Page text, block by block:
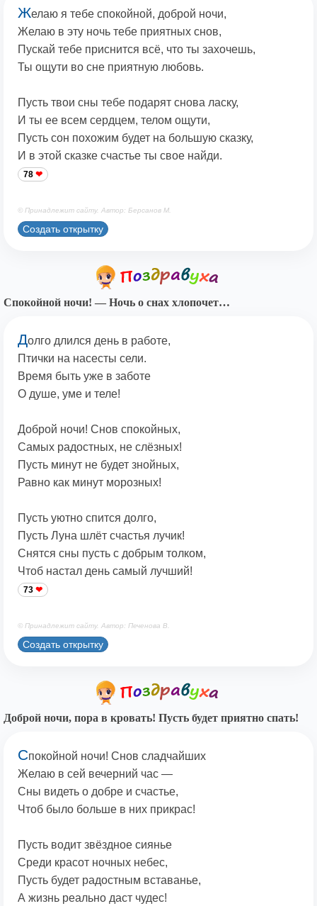
Желаю я тебе спокойной, доброй ночи,
Желаю в эту ночь тебе приятных снов,
Пускай тебе приснится всё, что ты захочешь,
Ты ощути во сне приятную любовь.
Пусть твои сны тебе подарят снова ласку,
И ты ее всем сердцем, телом ощути,
Пусть сон похожим будет на большую сказку,
И в этой сказке счастье ты свое найди.
78
© Принадлежит сайту. Автор: Берсанов М.
Создать открытку
Спокойной ночи! — Ночь о снах хлопочет…
Долго длился день в работе,
Птички на насесты сели.
Время быть уже в заботе
О душе, уме и теле!
Доброй ночи! Снов спокойных,
Самых радостных, не слёзных!
Пусть минут не будет знойных,
Равно как минут морозных!
Пусть уютно спится долго,
Пусть Луна шлёт счастья лучик!
Снятся сны пусть с добрым толком,
Чтоб настал день самый лучший!
73
© Принадлежит сайту. Автор: Печенова В.
Создать открытку
Доброй ночи, пора в кровать! Пусть будет приятно спать!
Спокойной ночи! Снов сладчайших
Желаю в сей вечерний час —
Сны видеть о добре и счастье,
Чтоб было больше в них прикрас!
Пусть водит звёздное сиянье
Среди красот ночных небес,
Пусть будет радостным вставанье,
А жизнь реально даст чудес!